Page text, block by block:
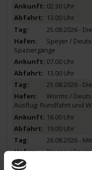
02.30 Uhr
13.00 Uhr
25.08.2026 -
Speyer /
Spaziergänge
07.00 Uhr
13.00 Uhr
25.08.2026 -
Worms /
Ausflug: Rundfahrt und
16.00 Uhr
19.00 Uhr
26.08.2026 -
Bingen /
Ausflug: Auf den Spuren